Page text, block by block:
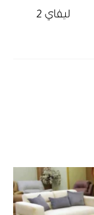
ليفاي 2